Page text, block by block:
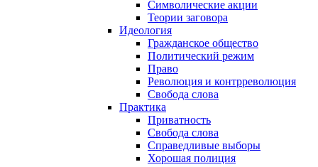
Символические акции
Теории заговора
Идеология
Гражданское общество
Политический режим
Право
Революция и контрреволюция
Свобода слова
Практика
Приватность
Свобода слова
Справедливые выборы
Хорошая полиция